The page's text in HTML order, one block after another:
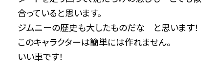
合っていると思います。
ジムニーの歴史も大したものだな と思います！
このキャラクターは簡単には作れません。
いい車です！